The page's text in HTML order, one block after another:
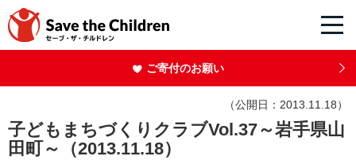
ご寄付のお願い
（公開日：2013.11.18）
子どもまちづくりクラブVol.37～岩手県山
田町～（2013.11.18）